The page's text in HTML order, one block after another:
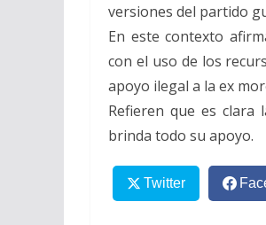
versiones del partido
En este contexto
con el uso de los
apoyo ilegal a la ex
Refieren que es clara
brinda todo su apoyo.
Twitter